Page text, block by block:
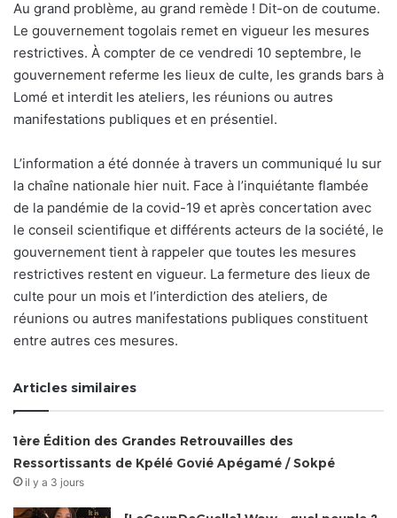
Au grand problème, au grand remède ! Dit-on de coutume.
Le gouvernement togolais remet en vigueur les mesures
restrictives. À compter de ce vendredi 10 septembre, le
gouvernement referme les lieux de culte, les grands bars à
Lomé et interdit les ateliers, les réunions ou autres
manifestations publiques et en présentiel.
L’information a été donnée à travers un communiqué lu sur
la chaîne nationale hier nuit. Face à l’inquiétante flambée
de la pandémie de la covid-19 et après concertation avec
le conseil scientifique et différents acteurs de la société, le
gouvernement tient à rappeler que toutes les mesures
restrictives restent en vigueur. La fermeture des lieux de
culte pour un mois et l’interdiction des ateliers, de
réunions ou autres manifestations publiques constituent
entre autres ces mesures.
Articles similaires
1ère Édition des Grandes Retrouvailles des
Ressortissants de Kpélé Govié Apégamé / Sokpé
il y a 3 jours